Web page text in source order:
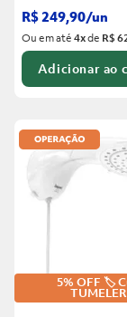
R$249,90/un
Ou em até4xde R$
Adicionar ao
5% OFF 🏷️